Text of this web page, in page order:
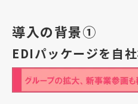
導入の背景①
EDIパッケージを自